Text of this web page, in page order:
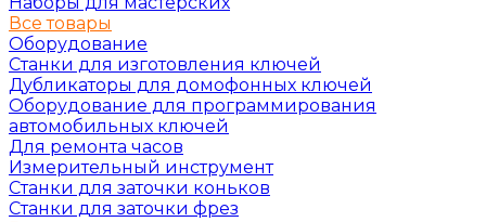
Все товары
Оборудование
Станки для изготовления ключей
Дубликаторы для домофонных ключей
Оборудование для программирования
автомобильных ключей
Для ремонта часов
Измерительный инструмент
Станки для заточки коньков
Станки для заточки фрез